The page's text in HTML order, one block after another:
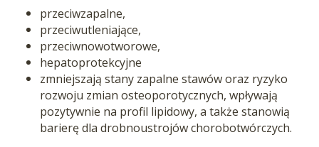
przeciwzapalne,
przeciwutleniające,
przeciwnowotworowe,
hepatoprotekcyjne
zmniejszają stany zapalne stawów oraz ryzyko
rozwoju zmian osteoporotycznych, wpływają
pozytywnie na profil lipidowy, a także stanowią
barierę dla drobnoustrojów chorobotwórczych.